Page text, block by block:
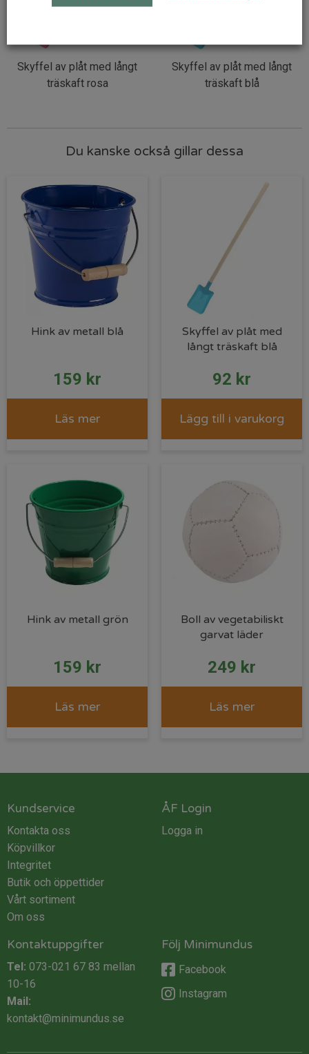
Skyffel av plåt med långt
träskaft rosa
Skyffel av plåt med långt
träskaft blå
Du kanske också gillar dessa
Hink av metall blå
159 kr
Läs mer
Skyffel av plåt med
långt träskaft blå
92 kr
Lägg till i varukorg
Hink av metall grön
159 kr
Läs mer
Boll av vegetabiliskt
garvat läder
249 kr
Läs mer
Kundservice
Kontakta oss
Köpvillkor
Integritet
Butik och öppettider
Vårt sortiment
Om oss
ÅF Login
Logga in
Kontaktuppgifter
Tel: 073-021 67 83 mellan
10-16
Mail:
kontakt@minimundus.se
Följ Minimundus
Facebook
Instagram